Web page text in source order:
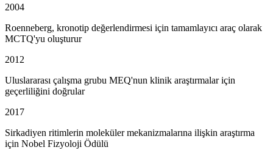
2004
Roenneberg, kronotip değerlendirmesi için tamamlayıcı araç olarak
MCTQ'yu oluşturur
2012
Uluslararası çalışma grubu MEQ'nun klinik araştırmalar için
geçerliliğini doğrular
2017
Sirkadiyen ritimlerin moleküler mekanizmalarına ilişkin araştırma
için Nobel Fizyoloji Ödülü